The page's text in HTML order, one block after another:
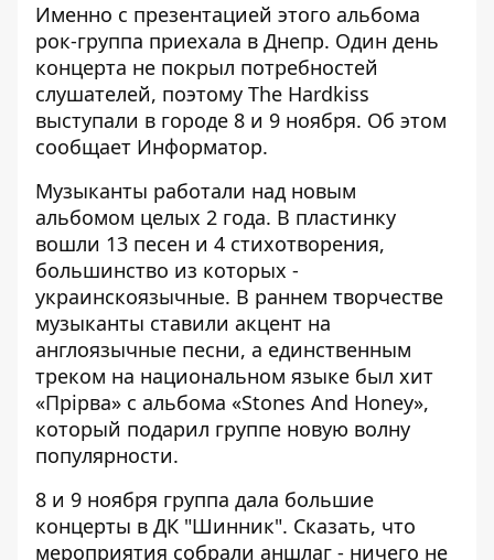
Именно с презентацией этого альбома
рок-группа приехала в Днепр. Один день
концерта не покрыл потребностей
слушателей, поэтому The Hardkiss
выступали в городе 8 и 9 ноября. Об этом
сообщает Информатор.
Музыканты работали над новым
альбомом целых 2 года. В пластинку
вошли 13 песен и 4 стихотворения,
большинство из которых -
украинскоязычные. В раннем творчестве
музыканты ставили акцент на
англоязычные песни, а единственным
треком на национальном языке был хит
«Прірва» с альбома «Stones And Honey»,
который подарил группе новую волну
популярности.
8 и 9 ноября группа дала большие
концерты в ДК "Шинник". Сказать, что
мероприятия собрали аншлаг - ничего не